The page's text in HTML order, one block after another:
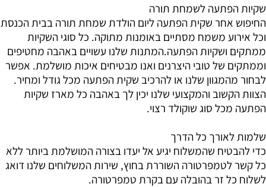
שקיות הפתעה לשמחת תורה
החיפוש אחר שקית הפתעה ליום הולדת שמחת תורה בבית הכנסת
וכל אירוע משמח מסתיים באומנות מתוקה. כל סוגי השקיות
ממתקים ושקיות הפתעה.המתנות שלנו עשויים באהבה מחטיפים
וממתקים של טובי היצרנים ואנו מבטיחים איכות מושלמת. אפשר
לבחור מהמגוון שלנו או להרכיב שקית הפתעה מכל גודל ומחיר.
הצוות הקשוב והמקצועי שלנו יכין לך באהבה כל מארז שקיות
הפתעה מכל סוג שוקולד רצוי.
שלמות לאורך כל הדרך
כדי להבטיח שהמשלוח יגיע אל יעדו בצורה המושלמת ביותר ללא
כל קשר לטמפרטורה השוררת בחוץ, שירות המשלוחים שלנו דואג
לשלוח כל זר בהובלה עם בקרת טמפרטורה.